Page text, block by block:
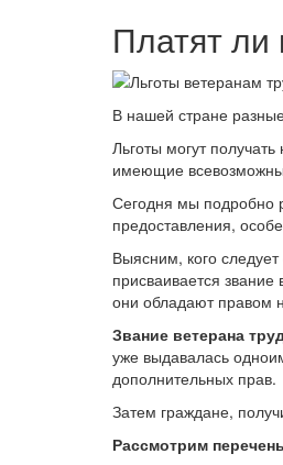
Платят ли
В нашей стране
Льготы могут
имеющие
Сегодня мы подробно
предоставления,
Выясним, кого
присваивается
они обладают правом
Звание ветерана
уже выдавалась
дополнительных прав.
Затем граждане,
Рассмотрим